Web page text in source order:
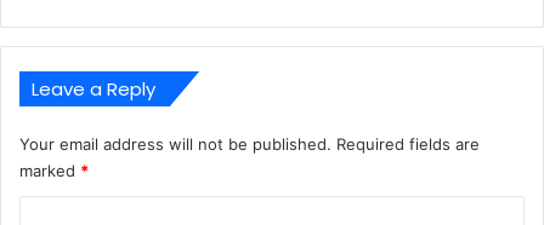
Leave a Reply
Your email address will not be published. Required fields are
marked *